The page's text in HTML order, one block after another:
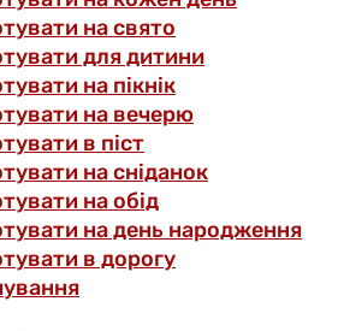
на свято
для дитини
на пікнік
на вечерю
в піст
на сніданок
на обід
на день народження
в дорогу